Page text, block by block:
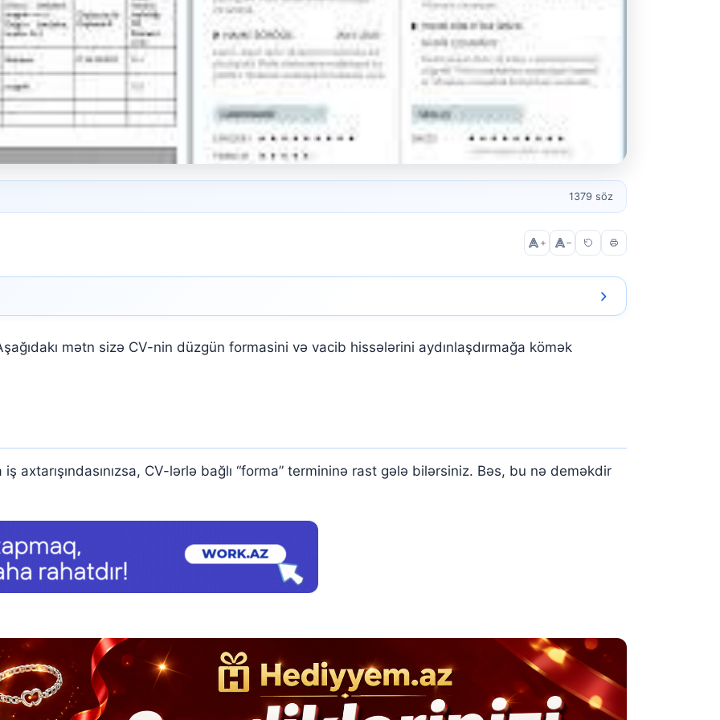
1379 söz
+ –
və pullu cv ilə fərqlərin və üstünlükləri ilə tanış olacayıq.
mətn sizə CV-nin düzgün formasini və vacib hissələrini aydınlaşdırmağa kömək
axtarışındasınızsa, CV-lərlə bağlı “forma” termininə rast gələ bilərsiniz. Bəs, bu nə deməkdir